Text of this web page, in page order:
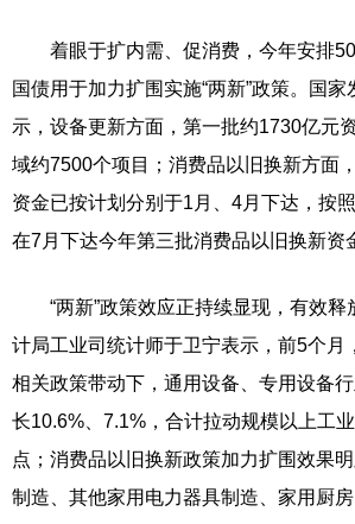
着眼于扩内需、促消费，今年安排
国债用于加力扩围实施“两新”政策。国
示，设备更新方面，第一批约1730亿元
域约7500个项目；消费品以旧换新方面
资金已按计划分别于1月、4月下达，按
在7月下达今年第三批消费品以旧换新资
“两新”政策效应正持续显现，有效释
计局工业司统计师于卫宁表示，前5个月
相关政策带动下，通用设备、专用设备
长10.6%、7.1%，合计拉动规模以上工
点；消费品以旧换新政策加力扩围效果
制造、其他家用电力器具制造、家用厨